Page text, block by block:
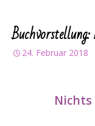
24. Februar 2018